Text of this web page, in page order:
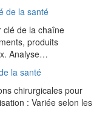
de la santé
clé de la chaîne
produits
Analyse…
la santé
chirurgicales pour
: Variée selon les